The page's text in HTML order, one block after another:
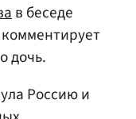
в беседе
дочь.
Россию и